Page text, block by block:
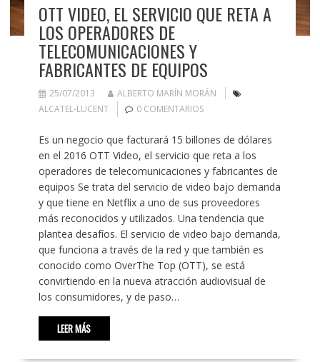
OTT VIDEO, EL SERVICIO QUE RETA A
LOS OPERADORES DE
TELECOMUNICACIONES Y
FABRICANTES DE EQUIPOS
25/07/2013
ALBERTO MARÍN MORÁN
ALCATEL-LUCENT
0 COMENTARIOS
Es un negocio que facturará 15 billones de dólares
en el 2016 OTT Video, el servicio que reta a los
operadores de telecomunicaciones y fabricantes de
equipos Se trata del servicio de video bajo demanda
y que tiene en Netflix a uno de sus proveedores
más reconocidos y utilizados. Una tendencia que
plantea desafíos. El servicio de video bajo demanda,
que funciona a través de la red y que también es
conocido como OverThe Top (OTT), se está
convirtiendo en la nueva atracción audiovisual de
los consumidores, y de paso…
LEER MÁS